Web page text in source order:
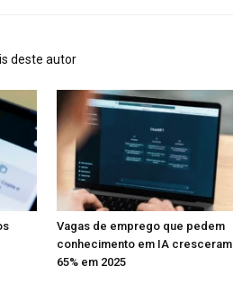
deste autor
Vagas de emprego que pedem
conhecimento em IA cresceram
65% em 2025